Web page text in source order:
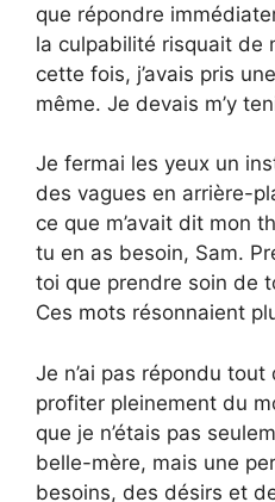
que répondre
la culpabilité risquait de
cette fois, j’avais pris
même. Je devais m’y
Je fermai les yeux un
des vagues en arrière-
ce que m’avait dit mon
tu en as besoin, Sam.
toi que prendre soin de
Ces mots résonnaient
Je n’ai pas répondu tout
profiter pleinement du
que je n’étais pas
belle-mère, mais une
besoins, des désirs et